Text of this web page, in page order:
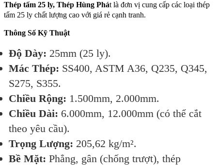
Thép tấm 25 ly, Thép Hùng Phát là đơn vị cung cấp các loại thép
tấm 25 ly chất lượng cao với giá rẻ cạnh tranh.
Thông Số Kỹ Thuật
Độ Dày: 25mm (25 ly).
Mác Thép: SS400, ASTM A36, Q235, Q345,
S275, S355.
Chiều Rộng: 1.500mm, 2.000mm.
Chiều Dài: 6.000mm, 12.000mm (có thể cắt
theo yêu cầu).
Trọng Lượng: 205,62 kg/m².
Bề Mặt: Phẳng, gân (chống trượt), thép